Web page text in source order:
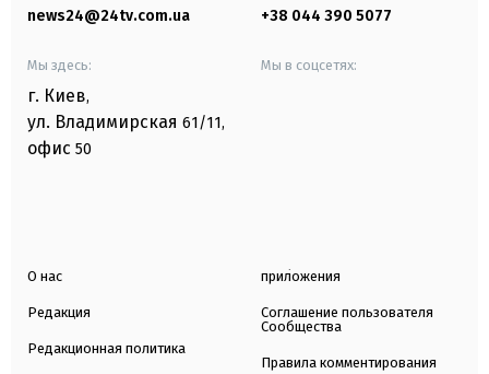
news24@24tv.com.ua +38 044 390 5077
Мы здесь:
г. Киев,
ул. Владимирская 61/11,
офис 50
Мы в соцсетях:
О нас
Редакция
Редакционная политика
приложения
Соглашение пользователя
Сообщества
Правила комментирования